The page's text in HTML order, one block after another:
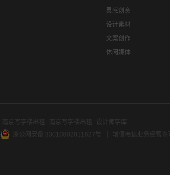
灵感创意
设计素材
文案创作
休闲媒体
南京写字楼出租 南京写字楼出租
设计师字库
浙公网安备 33010802011627号 增值电信业务经营